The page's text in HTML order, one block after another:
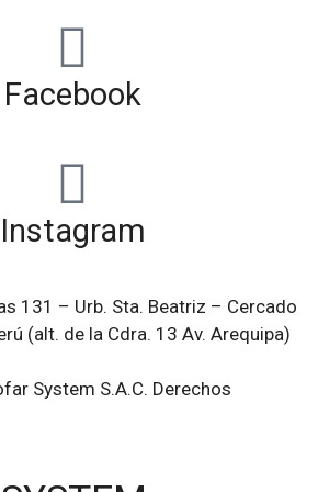
Facebook
Instagram
131 – Urb. Sta. Beatriz – Cercado
(alt. de la Cdra. 13 Av. Arequipa)
System S.A.C. Derechos